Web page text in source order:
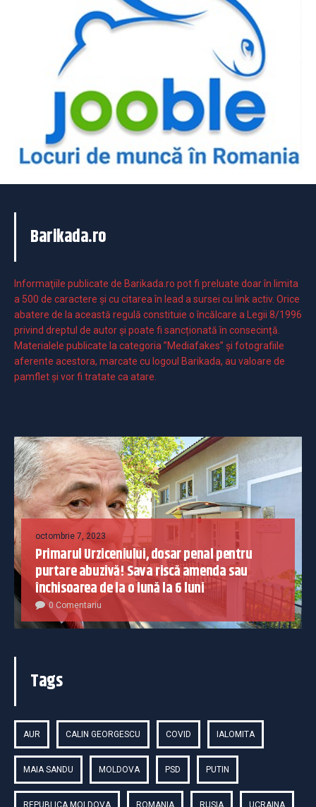
Barikada.ro
Informaţiile publicate de Barikada.ro pot fi preluate doar în limita
a 500 de caractere şi cu citarea în lead a sursei cu link activ. Orice
abatere de la această regulă constituie o încălcare a Legii 8/1996
privind dreptul de autor și poate fi sancționată în consecință.
Materialele publicate la categoria ”Mediafakes” și fotografiile
aferente acestora, marcate cu logoul Barikada, au valoare de
pamflet și vor fi tratate ca atare.
octombrie 7, 2023
Primarul Urziceniului, dosar penal pentru
purtare abuzivă! Sava riscă amenda sau
închisoarea de la o lună la 6 luni
0 Comentariu
Tags
AUR CALIN GEORGESCU COVID IALOMITA
MAIA SANDU MOLDOVA PSD PUTIN
REPUBLICA MOLDOVA ROMANIA RUSIA UCRAINA